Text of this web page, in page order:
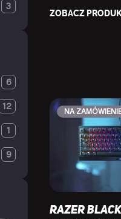
3
6
12
1
9
ZOBACZ
NA
Razer